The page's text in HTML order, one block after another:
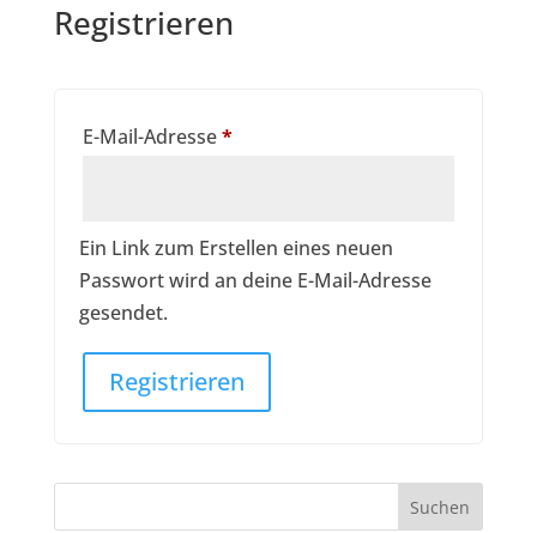
Registrieren
E-Mail-Adresse*Erforderlich
Ein Link zum Erstellen eines neuen
Passwort wird an deine E-Mail-Adresse
gesendet.
Registrieren